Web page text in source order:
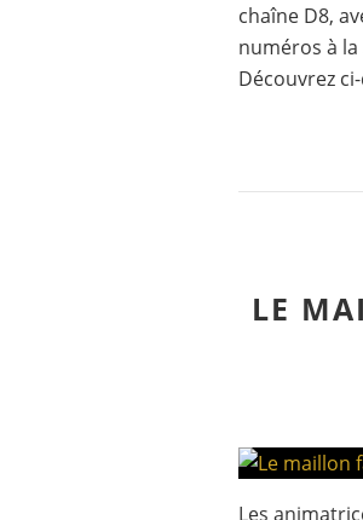
chaîne D8,
numéros à
Découvrez
LE
Les